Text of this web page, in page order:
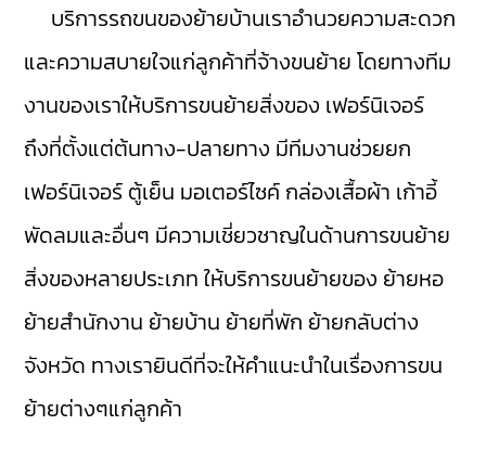
บริการรถขนของย้ายบ้านเราอำนวยความสะดวก
และความสบายใจแก่ลูกค้าที่จ้างขนย้าย โดยทางทีม
งานของเราให้บริการขนย้ายสิ่งของ เฟอร์นิเจอร์
ถึงที่ตั้งแต่ต้นทาง-ปลายทาง มีทีมงานช่วยยก
เฟอร์นิเจอร์ ตู้เย็น มอเตอร์ไซค์ กล่องเสื้อผ้า เก้าอี้
พัดลมและอื่นๆ มีความเชี่ยวชาญในด้านการขนย้าย
สิ่งของหลายประเภท ให้บริการขนย้ายของ ย้ายหอ
ย้ายสำนักงาน ย้ายบ้าน ย้ายที่พัก ย้ายกลับต่าง
จังหวัด ทางเรายินดีที่จะให้คำแนะนำในเรื่องการขน
ย้ายต่างๆแก่ลูกค้า